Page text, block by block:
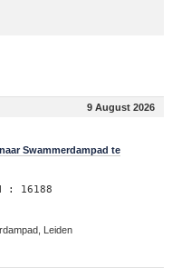
9 August 2026
Swammerdampad te
: 16188
Leiden